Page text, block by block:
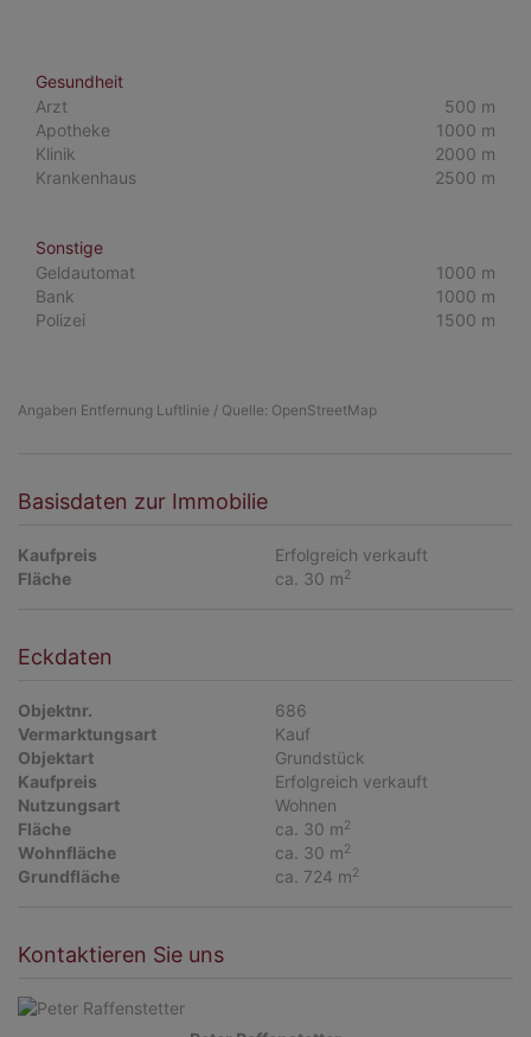
Gesundheit
Arzt
500 m
Apotheke
1000 m
Klinik
2000 m
Krankenhaus
2500 m
Sonstige
Geldautomat
1000 m
Bank
1000 m
Polizei
1500 m
Angaben Entfernung Luftlinie / Quelle: OpenStreetMap
Basisdaten zur Immobilie
Kaufpreis
Erfolgreich verkauft
Fläche
ca. 30 m2
Eckdaten
Objektnr.
686
Vermarktungsart
Kauf
Objektart
Grundstück
Kaufpreis
Erfolgreich verkauft
Nutzungsart
Wohnen
Fläche
ca. 30 m2
Wohnfläche ca. 30 m2
Grundfläche ca. 724 m2
Kontaktieren Sie uns